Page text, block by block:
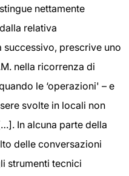
nettamente
relativa
prescrive uno
nella ricorrenza di
le ‘operazioni' – e
svolte in locali non
In alcuna parte della
delle conversazioni
strumenti tecnici